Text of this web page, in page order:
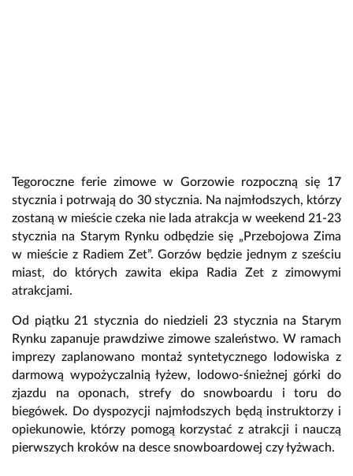
Tegoroczne ferie zimowe w Gorzowie rozpoczną się 17
stycznia i potrwają do 30 stycznia. Na najmłodszych, którzy
zostaną w mieście czeka nie lada atrakcja w weekend 21-23
stycznia na Starym Rynku odbędzie się „Przebojowa Zima
w mieście z Radiem Zet”. Gorzów będzie jednym z sześciu
miast, do których zawita ekipa Radia Zet z zimowymi
atrakcjami.
Od piątku 21 stycznia do niedzieli 23 stycznia na Starym
Rynku zapanuje prawdziwe zimowe szaleństwo. W ramach
imprezy zaplanowano montaż syntetycznego lodowiska z
darmową wypożyczalnią łyżew, lodowo-śnieżnej górki do
zjazdu na oponach, strefy do snowboardu i toru do
biegówek. Do dyspozycji najmłodszych będą instruktorzy i
opiekunowie, którzy pomogą korzystać z atrakcji i nauczą
pierwszych kroków na desce snowboardowej czy łyżwach.